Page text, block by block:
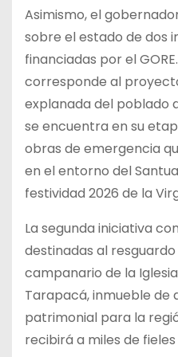
Asimismo, el
sobre el estado de dos
financiadas por el
corresponde al
explanada del poblado
se encuentra en su
obras de emergencia
en el entorno del
festividad 2026 de la
La segunda iniciativa
destinadas al
campanario de la
Tarapacá, inmueble de
patrimonial para la
recibirá a miles de